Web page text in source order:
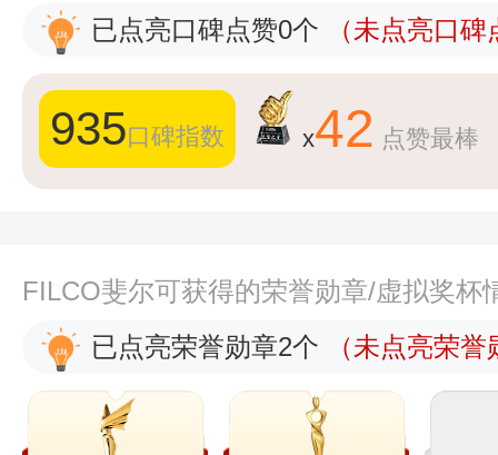
已点亮口碑点赞0个
（未点亮口
935口碑指数 x42 点赞最棒
FILCO斐尔可获得的荣誉勋章/虚拟奖杯
已点亮荣誉勋章2个
（未点亮荣